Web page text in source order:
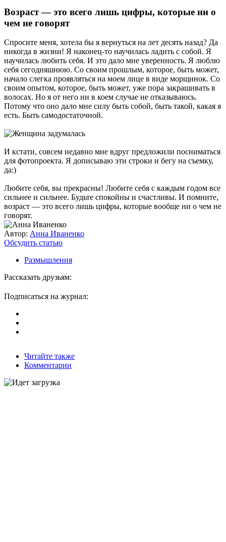
Возраст — это всего лишь цифры, которые ни о
чем не говорят
Спросите меня, хотела бы я вернуться на лет десять назад? Да
никогда в жизни! Я наконец-то научилась ладить с собой. Я
научилась любить себя. И это дало мне уверенность. Я люблю
себя сегодняшнюю. Со своим прошлым, которое, быть может,
начало слегка проявляться на моем лице в виде морщинок. Со
своим опытом, которое, быть может, уже пора закрашивать в
волосах. Но я от него ни в коем случае не отказываюсь.
Потому что оно дало мне силу быть собой, быть такой, какая я
есть. Быть самодостаточной.
И кстати, совсем недавно мне вдруг предложили посниматься
для фотопроекта. Я дописываю эти строки и бегу на съемку,
да:)
Любите себя, вы прекрасны! Любите себя с каждым годом все
сильнее и сильнее. Будьте спокойны и счастливы. И помните,
возраст — это всего лишь цифры, которые вообще ни о чем не
говорят.
Автор: Анна Иваненко
Обсудить статью
Размышления
Рассказать друзьям:
Подписаться на журнал:
Читайте также
Комментарии